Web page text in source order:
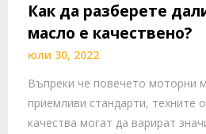
Как да разберете
масло е качествено?
юли 30, 2022
Въпреки че повечето моторни
приемливи стандарти, техните
качества могат да варират